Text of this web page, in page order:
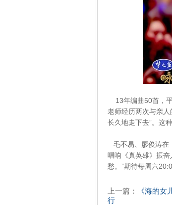
13年编曲50首，平
老师经历两次与亲
长久地走下去”。这
毛不易、廖俊涛在
唱响《真英雄》振
愁。”期待每周六
上一篇： 《海的女
行